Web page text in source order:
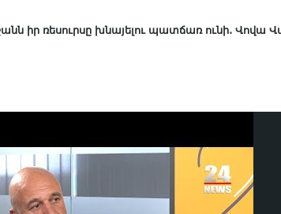
իր ռեսուրսը խնայելու պատճառ ունի․ Վովա